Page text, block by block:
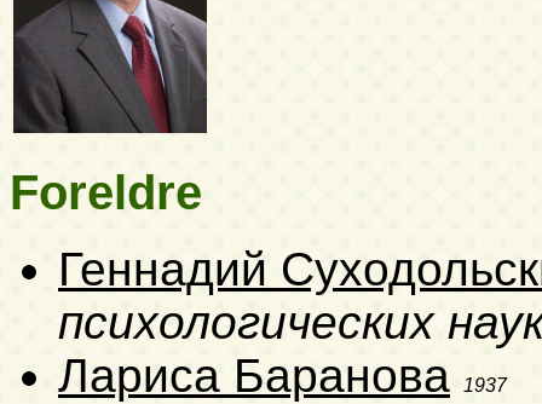
Foreldre
Геннадий
психологических
Лариса Баранова
1937